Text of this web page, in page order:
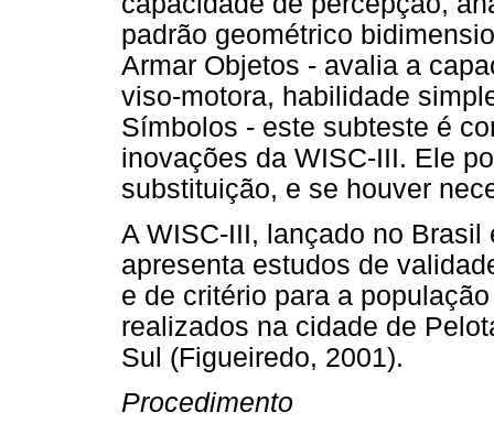
padrão geométrico
Armar Objetos - avalia a
viso-motora, habilidade
Símbolos - este subteste é
inovações da WISC-III. Ele
substituição, e se houver
A WISC-III, lançado no
apresenta estudos de
e de critério para a
realizados na cidade de
Sul (Figueiredo, 2001).
Procedimento